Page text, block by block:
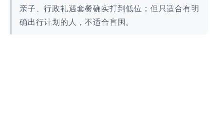
亲子、行政礼遇套餐确实打到低位；但只适合有明
确出行计划的人，不适合盲囤。